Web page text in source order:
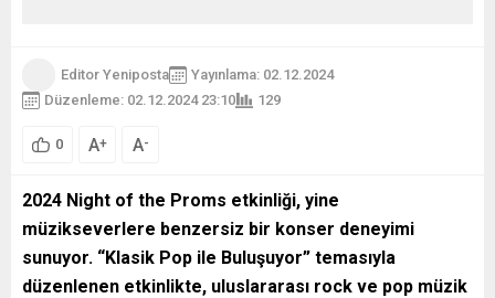
Editor Yeniposta
Yayınlama: 02.12.2024
Düzenleme: 02.12.2024 23:10
129
0 A+ A-
2024 Night of the Proms etkinliği, yine
müzikseverlere benzersiz bir konser deneyimi
sunuyor. “Klasik Pop ile Buluşuyor” temasıyla
düzenlenen etkinlikte, uluslararası rock ve pop müzik